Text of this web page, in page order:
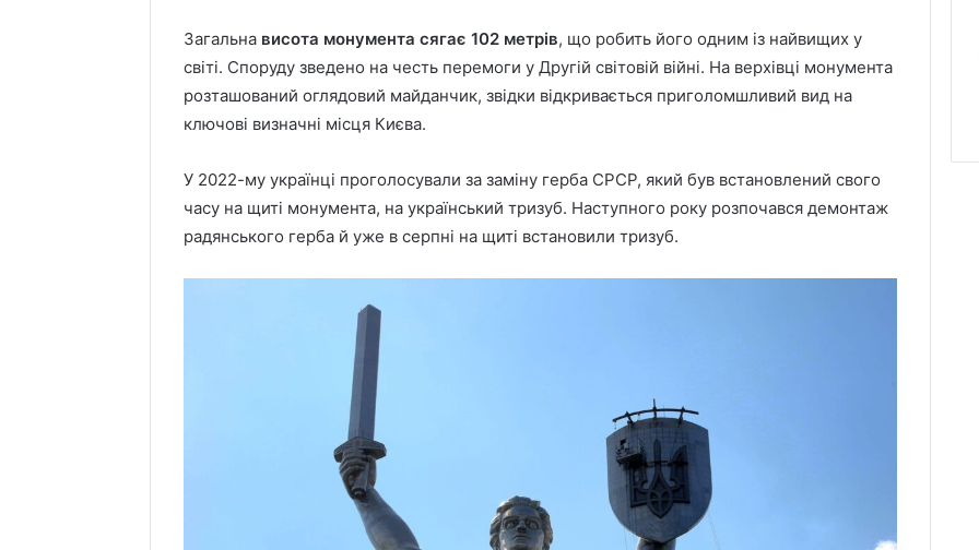
Загальна висота монумента сягає 102 метрів, що робить його одним із найвищих у
світі. Споруду зведено на честь перемоги у Другій світовій війні. На верхівці монумента
розташований оглядовий майданчик, звідки відкривається приголомшливий вид на
ключові визначні місця Києва.
У 2022-му українці проголосували за заміну герба СРСР, який був встановлений свого
часу на щиті монумента, на український тризуб. Наступного року розпочався демонтаж
радянського герба й уже в серпні на щиті встановили тризуб.